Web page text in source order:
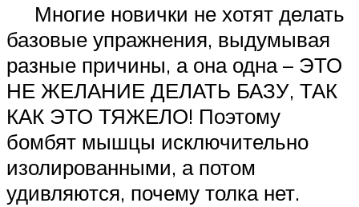
Многие новички не хотят делать
базовые упражнения, выдумывая
разные причины, а она одна – ЭТО
НЕ ЖЕЛАНИЕ ДЕЛАТЬ БАЗУ, ТАК
КАК ЭТО ТЯЖЕЛО! Поэтому
бомбят мышцы исключительно
изолированными, а потом
удивляются, почему толка нет.